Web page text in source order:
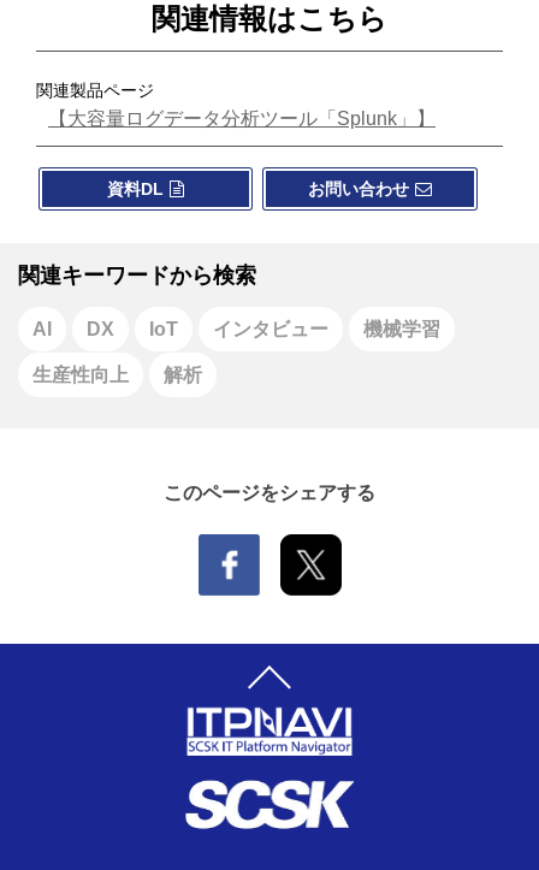
関連情報はこちら
関連製品ページ
【大容量ログデータ分析ツール「Splunk」】
資料DL お問い合わせ
関連キーワードから検索
AI DX IoT インタビュー 機械学習
生産性向上 解析
このページをシェアする